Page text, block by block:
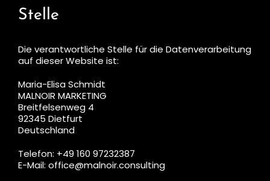
Stelle
Die verantwortliche Stelle für die Datenverarbeitung
auf dieser Website ist:
Maria-Elisa Schmidt
MALNOIR MARKETING
Breitfelsenweg 4
92345 Dietfurt
Deutschland
Telefon: +49 160 97232387
E-Mail: office@malnoir.consulting